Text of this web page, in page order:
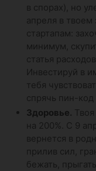
в спорах), но
апреля в твоем
стартапам:
минимум,
статья
Инвестируй в
тебя
спрячь пин-код
Здоровье.
на 200%. С 9
вернется в
прилив сил,
бежать,